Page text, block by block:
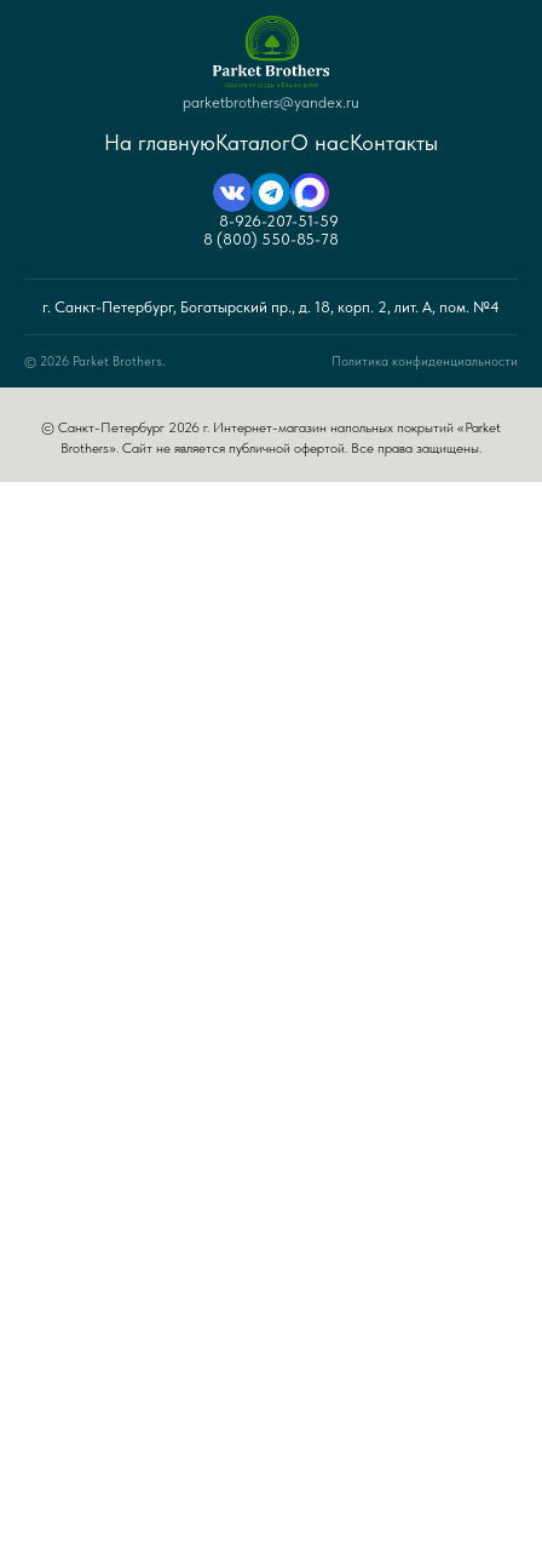
parketbrothers@yandex.ru
На главнуюКаталогО насКонтакты
8-926-207-51-59
8 (800) 550-85-78
г. Санкт-Петербург, Богатырский пр., д. 18, корп. 2, лит. А, пом. №4
© 2026 Parket Brothers. Политика конфиденциальности
© Санкт-Петербург 2026 г. Интернет-магазин напольных покрытий «Parket
Brothers». Сайт не является публичной офертой. Все права защищены.